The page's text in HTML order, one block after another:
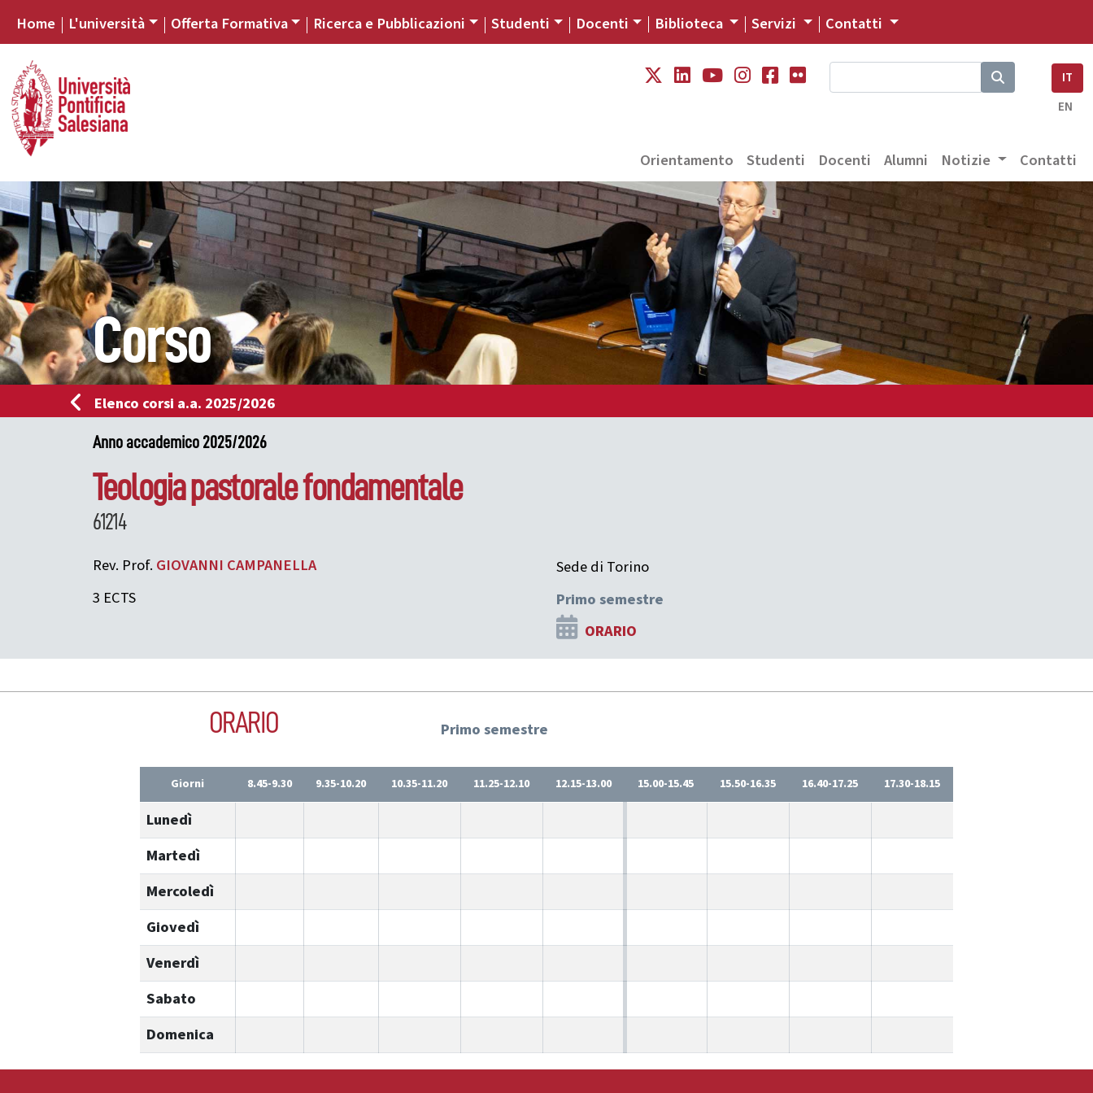
Home L'università Offerta Formativa Ricerca e Pubblicazioni Studenti Docenti Biblioteca Servizi Contatti
IT
EN
Orientamento Studenti Docenti Alumni Notizie Contatti
Corso
Elenco corsi a.a. 2025/2026
Anno accademico 2025/2026
Teologia pastorale fondamentale
61214
Rev. Prof. GIOVANNI CAMPANELLA
3 ECTS
Sede di Torino
Primo semestre
ORARIO
ORARIO Primo semestre
Giorni 8.45-9.30 9.35-10.20 10.35-11.20 11.25-12.10 12.15-13.00 15.00-15.45 15.50-16.35 16.40-17.25 17.30-18.15
Lunedì
Martedì
Mercoledì
Giovedì
Venerdì
Sabato
Domenica